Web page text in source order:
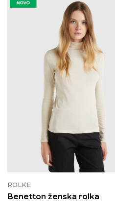
ROLKE
Benetton ženska rolka